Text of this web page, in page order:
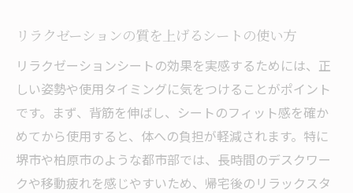
リラクゼーションの質を上げるシートの使い方
リラクゼーションシートの効果を実感するためには、正
しい姿勢や使用タイミングに気をつけることがポイント
です。まず、背筋を伸ばし、シートのフィット感を確か
めてから使用すると、体への負担が軽減されます。特に
堺市や柏原市のような都市部では、長時間のデスクワー
クや移動疲れを感じやすいため、帰宅後のリラックスタ